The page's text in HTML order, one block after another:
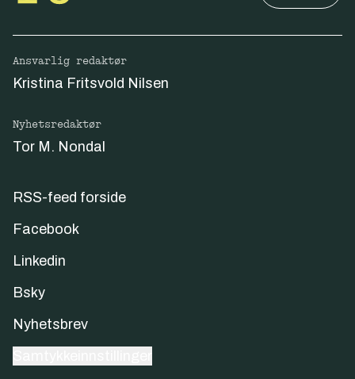
Ansvarlig redaktør
Kristina Fritsvold Nilsen
Nyhetsredaktør
Tor M. Nondal
RSS-feed forside
Facebook
Linkedin
Bsky
Nyhetsbrev